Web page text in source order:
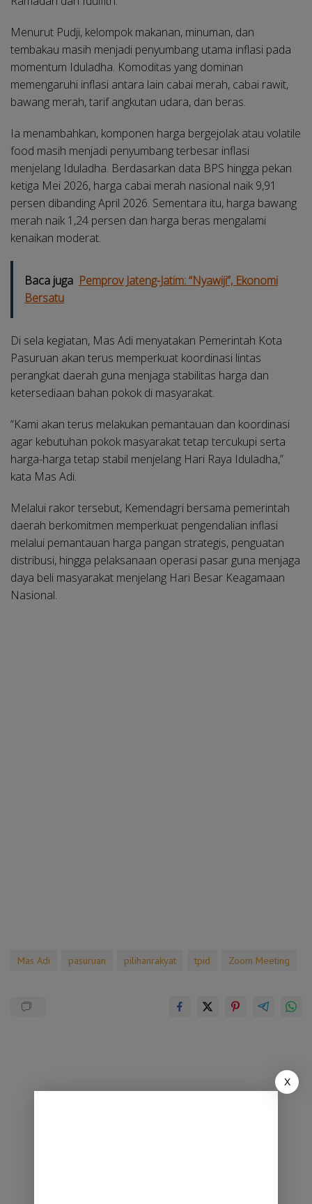
Menurut Pudji, kelompok makanan, minuman, dan
tembakau masih menjadi penyumbang utama inflasi pada
momentum Iduladha. Komoditas yang dominan
memengaruhi inflasi antara lain cabai merah, cabai rawit,
bawang merah, tarif angkutan udara, dan beras.
Ia menambahkan, komponen harga bergejolak atau volatile
food masih menjadi penyumbang terbesar inflasi
menjelang Iduladha. Berdasarkan data BPS hingga pekan
ketiga Mei 2026, harga cabai merah nasional naik 9,91
persen dibanding April 2026. Sementara itu, harga bawang
merah naik 1,24 persen dan harga beras mengalami
kenaikan moderat.
Baca juga Pemprov Jateng-Jatim: “Nyawiji”, Ekonomi
Bersatu
Di sela kegiatan, Mas Adi menyatakan Pemerintah Kota
Pasuruan akan terus memperkuat koordinasi lintas
perangkat daerah guna menjaga stabilitas harga dan
ketersediaan bahan pokok di masyarakat.
“Kami akan terus melakukan pemantauan dan koordinasi
agar kebutuhan pokok masyarakat tetap tercukupi serta
harga-harga tetap stabil menjelang Hari Raya Iduladha,”
kata Mas Adi.
Melalui rakor tersebut, Kemendagri bersama pemerintah
daerah berkomitmen memperkuat pengendalian inflasi
melalui pemantauan harga pangan strategis, penguatan
distribusi, hingga pelaksanaan operasi pasar guna menjaga
daya beli masyarakat menjelang Hari Besar Keagamaan
Nasional.
Mas Adi pasuruan pilihanrakyat tpid Zoom Meeting
X